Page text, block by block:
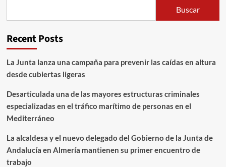
Buscar
Recent Posts
La Junta lanza una campaña para prevenir las caídas en altura
desde cubiertas ligeras
Desarticulada una de las mayores estructuras criminales
especializadas en el tráfico marítimo de personas en el
Mediterráneo
La alcaldesa y el nuevo delegado del Gobierno de la Junta de
Andalucía en Almería mantienen su primer encuentro de
trabajo